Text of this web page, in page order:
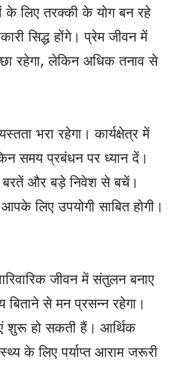
के लिए तरक्की के योग बन रहे
सिद्ध होंगे। प्रेम जीवन में
रहेगा, लेकिन अधिक तनाव से
भरा रहेगा। कार्यक्षेत्र में
समय प्रबंधन पर ध्यान दें।
बरतें और बड़े निवेश से बचें।
लिए उपयोगी साबित होगी।
जीवन में संतुलन बनाए
से मन प्रसन्न रहेगा।
शुरू हो सकती हैं। आर्थिक
के लिए पर्याप्त आराम जरूरी